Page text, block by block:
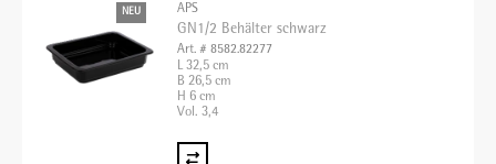
NEU APS
GN1/2 Behälter schwarz
Art. # 8582.82277
L 32,5 cm
B 26,5 cm
H 6 cm
Vol. 3,4